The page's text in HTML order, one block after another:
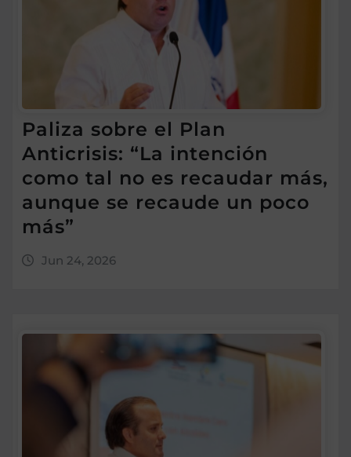
Paliza sobre el Plan
Anticrisis: “La intención
como tal no es recaudar más,
aunque se recaude un poco
más”
Jun 24, 2026